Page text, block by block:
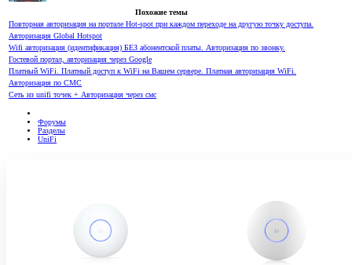
Похожие темы
Повторная авторизация на портале Hot-spot при каждом переходе на другую точку доступа.
Авторизация Global Hotspot
Wifi авторизация (идентификация) БЕЗ абонентской платы. Авторизация по звонку.
Гостевой портал, авторизация через Google
Платный WiFi. Платный доступ к WiFi на Вашем сервере. Платная авторизация WiFi.
Авторизация по СМС
Сеть из unifi точек + Авторизация через смс
Форумы
Разделы
UniFi